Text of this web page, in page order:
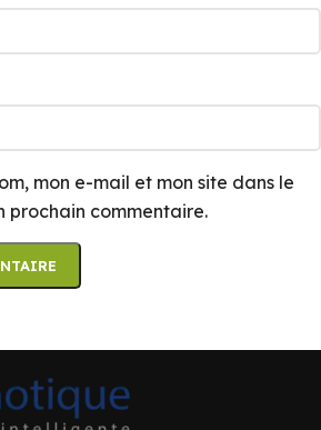
mon e-mail et mon site dans le
prochain commentaire.